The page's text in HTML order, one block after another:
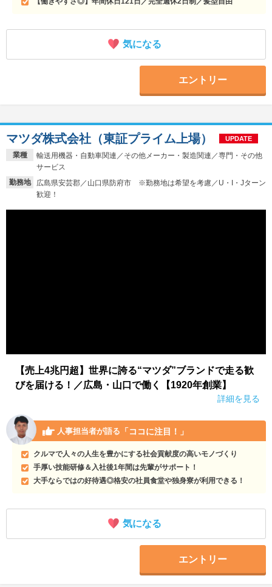
気になる
エントリー
業種
輸送用機器・自動車関連／その他メーカー・製造関連／専門・その他
サービス
勤務地
広島県安芸郡／山口県防府市 ※勤務地は希望を考慮／U・I・Jターン
歓迎！
マツダ株式会社（東証プライム上場） UPDATE
【売上4兆円超】世界に誇る“マツダ”ブランドで走る歓
びを届ける！／広島・山口で働く【1920年創業】
詳細を見る
人事担当者が語る 「ココに注目！」
クルマで人々の人生を豊かにする社会貢献度の高いモノづくり
手厚い技能研修＆入社後1年間は先輩がサポート！
大手ならではの好待遇◎格安の社員食堂や独身寮が利用できる！
気になる
エントリー